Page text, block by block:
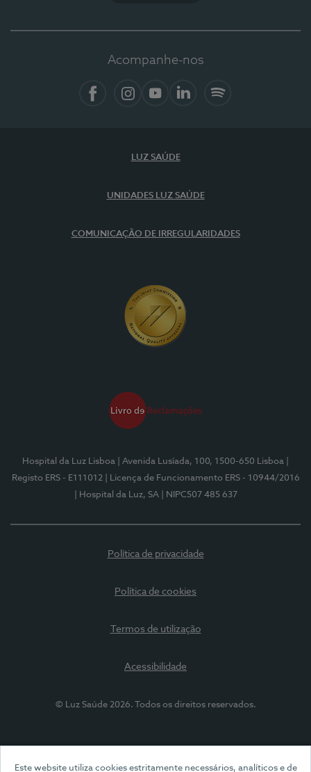
Este website utiliza cookies estritamente necessários, analíticos e de
Acompanhe-nos
LUZ SAÚDE
UNIDADES LUZ SAÚDE
COMUNICAÇÃO DE IRREGULARIDADES
Hospital da Luz Lisboa | Avenida Lusíada, 100, 1500-650 Lisboa
Registo ERS - E111012
| Licença de Funcionamento ERS - 10944/2016
| Hospital da Luz, SA
| NIPC507 485 637
Política de privacidade
Política de cookies
Termos de utilização
Acessibilidade
© Luz Saúde 2026. Todos os direitos reservados.